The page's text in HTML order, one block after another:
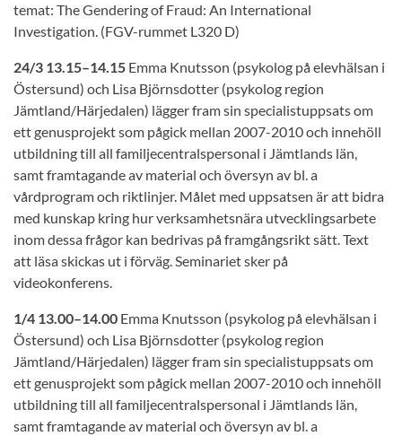
temat: The Gendering of Fraud: An International
Investigation. (FGV-rummet L320 D)
24/3 13.15–14.15 Emma Knutsson (psykolog på elevhälsan i
Östersund) och Lisa Björnsdotter (psykolog region
Jämtland/Härjedalen) lägger fram sin specialistuppsats om
ett genusprojekt som pågick mellan 2007-2010 och innehöll
utbildning till all familjecentralspersonal i Jämtlands län,
samt framtagande av material och översyn av bl. a
vårdprogram och riktlinjer. Målet med uppsatsen är att bidra
med kunskap kring hur verksamhetsnära utvecklingsarbete
inom dessa frågor kan bedrivas på framgångsrikt sätt. Text
att läsa skickas ut i förväg. Seminariet sker på
videokonferens.
1/4 13.00–14.00 Emma Knutsson (psykolog på elevhälsan i
Östersund) och Lisa Björnsdotter (psykolog region
Jämtland/Härjedalen) lägger fram sin specialistuppsats om
ett genusprojekt som pågick mellan 2007-2010 och innehöll
utbildning till all familjecentralspersonal i Jämtlands län,
samt framtagande av material och översyn av bl. a